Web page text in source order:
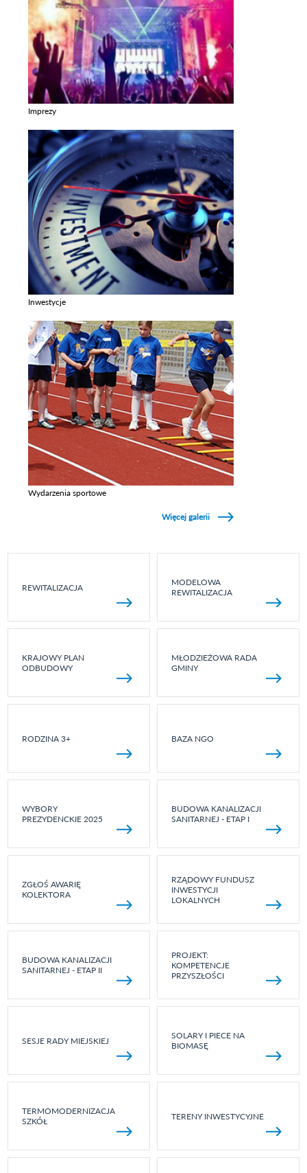
Imprezy
Inwestycje
Wydarzenia sportowe
Więcej galerii
REWITALIZACJA
MODELOWA
REWITALIZACJA
KRAJOWY PLAN
ODBUDOWY
MŁODZIEŻOWA RADA
GMINY
RODZINA 3+ BAZA NGO
WYBORY
PREZYDENCKIE 2025
BUDOWA KANALIZACJI
SANITARNEJ - ETAP I
ZGŁOŚ AWARIĘ
KOLEKTORA
RZĄDOWY FUNDUSZ
INWESTYCJI
LOKALNYCH
BUDOWA KANALIZACJI
SANITARNEJ - ETAP II
PROJEKT:
KOMPETENCJE
PRZYSZŁOŚCI
SESJE RADY MIEJSKIEJ
SOLARY I PIECE NA
BIOMASĘ
TERMOMODERNIZACJA
SZKÓŁ
TERENY INWESTYCYJNE